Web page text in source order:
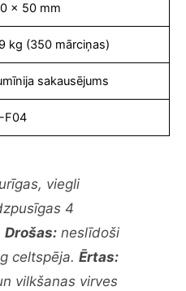
x 50 mm
kg (350 mārciņas)
sakausējums
F04
viegli
4
Drošas: neslīdoši
celtspēja.Ērtas:
vilkšanas virves